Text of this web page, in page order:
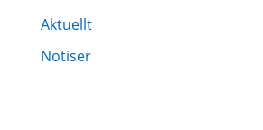
Aktuellt
Notiser